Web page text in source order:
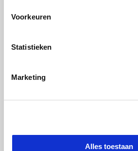
Voorkeuren
Statistieken
Marketing
Alles toestaan
In één oogopslag performance en